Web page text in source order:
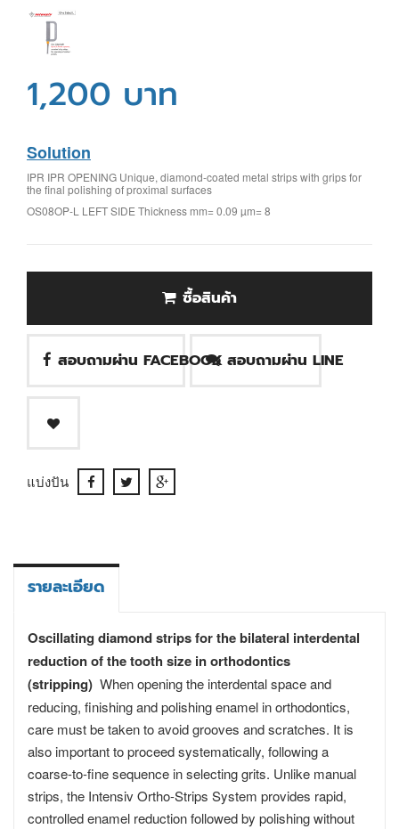
1,200 บาท
Solution
IPR IPR OPENING Unique, diamond-coated metal strips with grips for
the final polishing of proximal surfaces
OS08OP-L LEFT SIDE Thickness mm= 0.09 µm= 8
ซื้อสินค้า
สอบถามผ่าน FACEBOOK สอบถามผ่าน LINE
แบ่งปัน
รายละเอียด
Oscillating diamond strips for the bilateral interdental
reduction of the tooth size in orthodontics
(stripping) When opening the interdental space and
reducing, finishing and polishing enamel in orthodontics,
care must be taken to avoid grooves and scratches. It is
also important to proceed systematically, following a
coarse-to-fine sequence in selecting grits. Unlike manual
strips, the Intensiv Ortho-Strips System provides rapid,
controlled enamel reduction followed by polishing without